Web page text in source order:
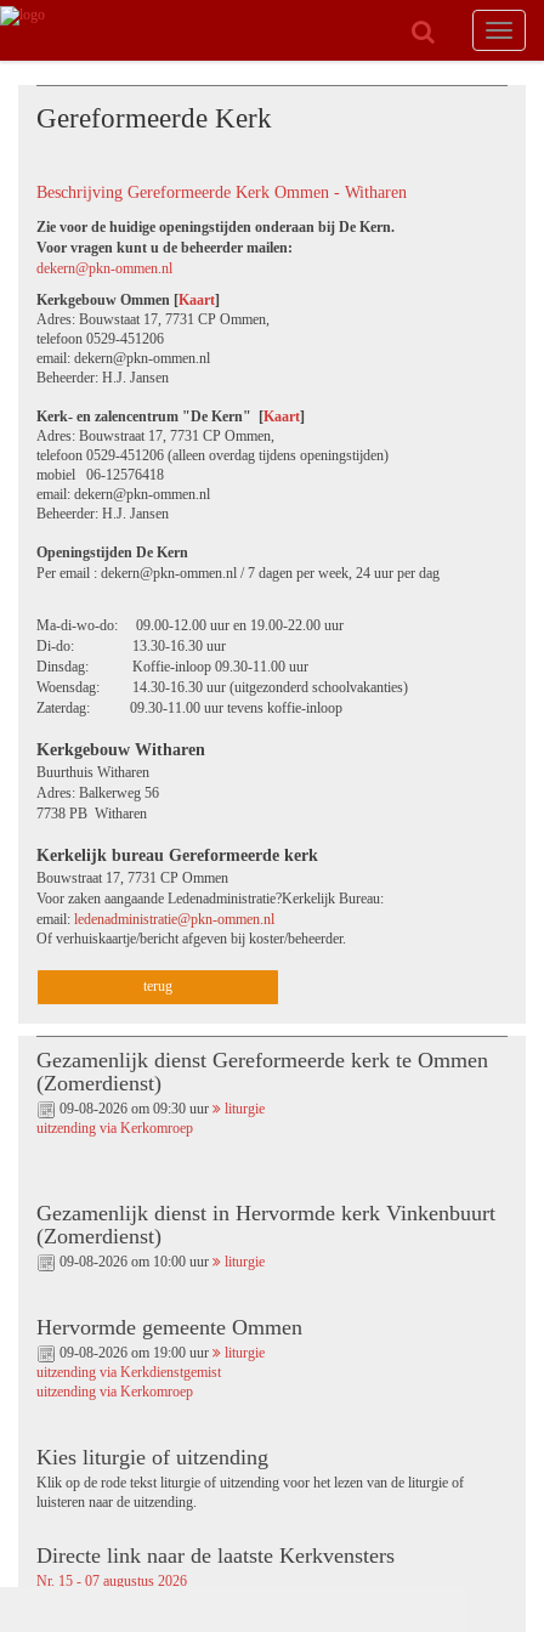
Toggle
Gereformeerde Kerk
Beschrijving Gereformeerde Kerk Ommen - Witharen
Zie voor de huidige openingstijden onderaan bij De Kern.
Voor vragen kunt u de beheerder mailen:
dekern@pkn-ommen.nl
Kerkgebouw Ommen [Kaart]
Adres: Bouwstaat 17, 7731 CP Ommen,
telefoon 0529-451206
email: dekern@pkn-ommen.nl
Beheerder: H.J. Jansen
Kerk- en zalencentrum "De Kern" [Kaart]
Adres: Bouwstraat 17, 7731 CP Ommen,
telefoon 0529-451206 (alleen overdag tijdens openingstijden)
mobiel 06-12576418
email: dekern@pkn-ommen.nl
Beheerder: H.J. Jansen
Openingstijden De Kern
Per email : dekern@pkn-ommen.nl / 7 dagen per week, 24 uur per dag
Ma-di-wo-do: 09.00-12.00 uur en 19.00-22.00 uur
Di-do: 13.30-16.30 uur
Dinsdag: Koffie-inloop 09.30-11.00 uur
Woensdag: 14.30-16.30 uur (uitgezonderd schoolvakanties)
Zaterdag: 09.30-11.00 uur tevens koffie-inloop
Kerkgebouw Witharen
Buurthuis Witharen
Adres: Balkerweg 56
7738 PB Witharen
Kerkelijk bureau Gereformeerde kerk
Bouwstraat 17, 7731 CP Ommen
Voor zaken aangaande Ledenadministratie?Kerkelijk Bureau:
email: ledenadministratie@pkn-ommen.nl
Of verhuiskaartje/bericht afgeven bij koster/beheerder.
terug
Gezamenlijk dienst Gereformeerde kerk te Ommen
(Zomerdienst)
09-08-2026 om 09:30 uur
liturgie
uitzending via Kerkomroep
Gezamenlijk dienst in Hervormde kerk Vinkenbuurt
(Zomerdienst)
09-08-2026 om 10:00 uur liturgie
Hervormde gemeente Ommen
09-08-2026 om 19:00 uur
liturgie
uitzending via Kerkdienstgemist
uitzending via Kerkomroep
Kies liturgie of uitzending
Klik op de rode tekst liturgie of uitzending voor het lezen van de liturgie of
luisteren naar de uitzending.
Directe link naar de laatste Kerkvensters
Nr. 15 - 07 augustus 2026